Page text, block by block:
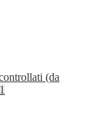
(da
1